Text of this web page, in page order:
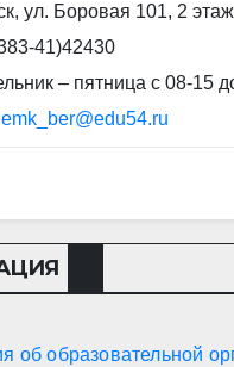
ул. Боровая 101, 2
41)42430
– пятница с 08-15
emk_ber@edu54.ru
об образовательной